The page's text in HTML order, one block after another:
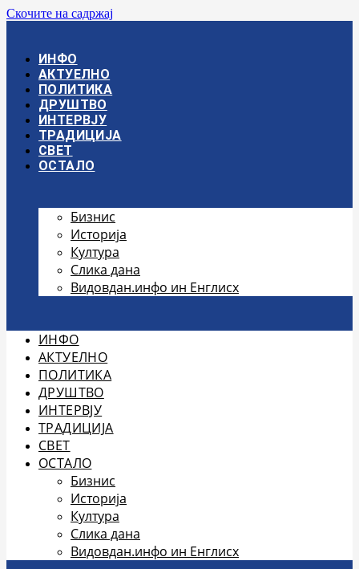
Скочите на садржај
ИНФО
АКТУЕЛНО
ПОЛИТИКА
ДРУШТВО
ИНТЕРВЈУ
ТРАДИЦИЈА
СВЕТ
ОСТАЛО
Бизнис
Историја
Култура
Слика дана
Видовдан.инфо ин Енглисх
ИНФО
АКТУЕЛНО
ПОЛИТИКА
ДРУШТВО
ИНТЕРВЈУ
ТРАДИЦИЈА
СВЕТ
ОСТАЛО
Бизнис
Историја
Култура
Слика дана
Видовдан.инфо ин Енглисх